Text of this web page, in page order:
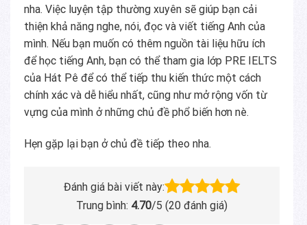
nha. Việc luyện tập thường xuyên sẽ giúp bạn cải
thiện khả năng nghe, nói, đọc và viết tiếng Anh của
mình. Nếu bạn muốn có thêm nguồn tài liệu hữu ích
để học tiếng Anh, bạn có thể tham gia lớp PRE IELTS
của Hát Pê để có thể tiếp thu kiến thức một cách
chính xác và dễ hiểu nhất, cũng như mở rộng vốn từ
vựng của mình ở những chủ đề phổ biến hơn nè.
Hẹn gặp lại bạn ở chủ đề tiếp theo nha.
Đánh giá bài viết này:
Trung bình: 4.70/5 (20 đánh giá)